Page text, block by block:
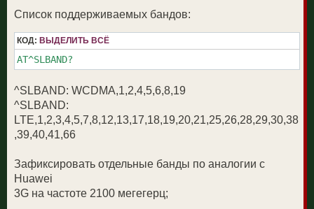
Список поддерживаемых бандов:
КОД: ВЫДЕЛИТЬ ВСЁ
AT^SLBAND?
^SLBAND: WCDMA,1,2,4,5,6,8,19
^SLBAND:
LTE,1,2,3,4,5,7,8,12,13,17,18,19,20,21,25,26,28,29,30,38
,39,40,41,66
Зафиксировать отдельные банды по аналогии с
Huawei
3G на частоте 2100 мегегерц;